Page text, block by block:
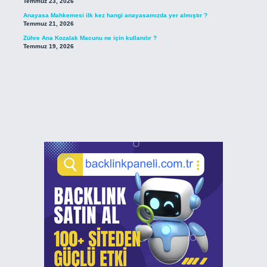
Anayasa Mahkemesi ilk kez hangi anayasamızda yer almıştır ?
Temmuz 21, 2026
Zühre Ana Kozalak Macunu ne için kullanılır ?
Temmuz 19, 2026